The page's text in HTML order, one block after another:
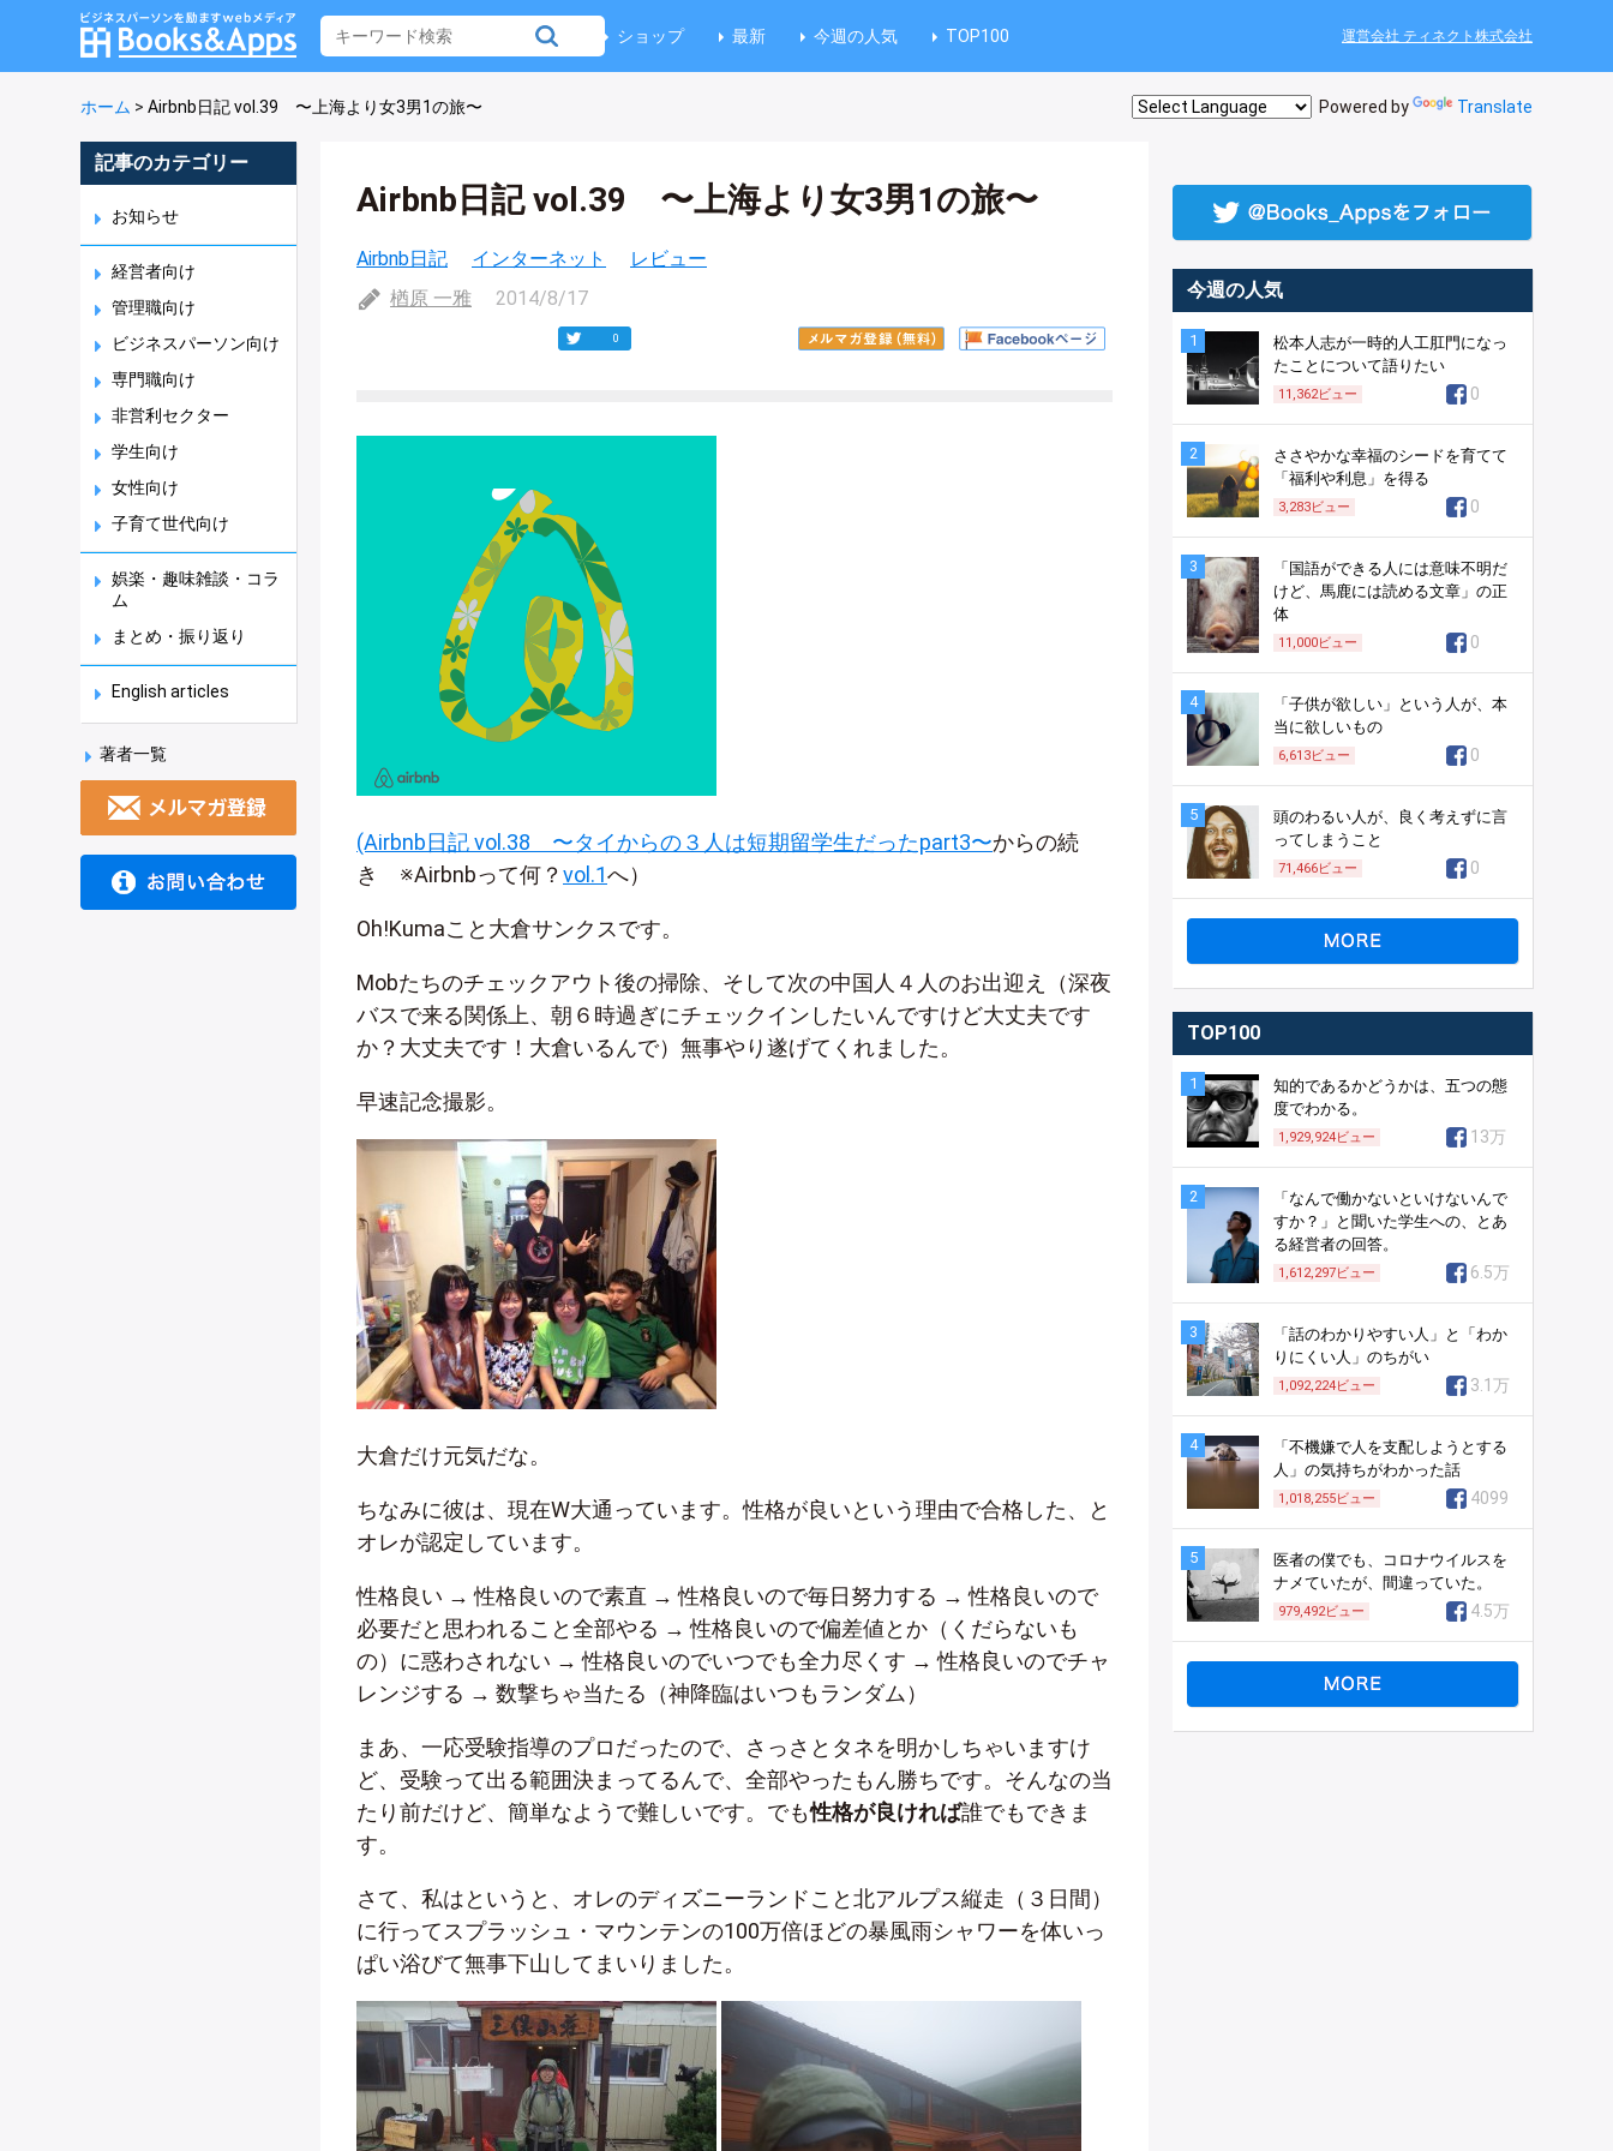
ショップ 最新 今週の人気 TOP100 運営会社 ティネクト株式会社
ホーム > Airbnb日記 vol.39 〜上海より女3男1の旅〜 Powered by Translate
記事のカテゴリー
お知らせ
経営者向け
管理職向け
ビジネスパーソン向け
専門職向け
非営利セクター
学生向け
女性向け
子育て世代向け
娯楽・趣味雑談・コラ
ム
まとめ・振り返り
English articles
著者一覧
Airbnb日記 vol.39 〜上海より女3男1の旅〜
Airbnb日記 インターネット
レビュー
楢原 一雅
2014/8/17
0
(Airbnb日記 vol.38 〜タイからの３人は短期留学生だったpart3〜からの続
き ※Airbnbって何？ vol.1へ）
Oh!Kumaこと大倉サンクスです。
Mobたちのチェックアウト後の掃除、そして次の中国人４人のお出迎え（深夜
バスで来る関係上、朝６時過ぎにチェックインしたいんですけど大丈夫です
か？大丈夫です！大倉いるんで）無事やり遂げてくれました。
早速記念撮影。
大倉だけ元気だな。
ちなみに彼は、現在W大通っています。性格が良いという理由で合格した、と
オレが認定しています。
性格良い → 性格良いので素直 → 性格良いので毎日努力する → 性格良いので
必要だと思われること全部やる → 性格良いので偏差値とか（くだらないも
の）に惑わされない → 性格良いのでいつでも全力尽くす → 性格良いのでチャ
レンジする → 数撃ちゃ当たる（神降臨はいつもランダム）
まあ、一応受験指導のプロだったので、さっさとタネを明かしちゃいますけ
ど、受験って出る範囲決まってるんで、全部やったもん勝ちです。そんなの当
たり前だけど、簡単なようで難しいです。でも性格が良ければ誰でもできま
す。
さて、私はというと、オレのディズニーランドこと北アルプス縦走（３日間）
に行ってスプラッシュ・マウンテンの100万倍ほどの暴風雨シャワーを体いっ
ぱい浴びて無事下山してまいりました。
今週の人気
1
松本人志が一時的人工肛門になっ
たことについて語りたい
11,362ビュー 0
2
ささやかな幸福のシードを育てて
「福利や利息」を得る
3,283ビュー 0
3
「国語ができる人には意味不明だ
けど、馬鹿には読める文章」の正
体
11,000ビュー 0
4
「子供が欲しい」という人が、本
当に欲しいもの
6,613ビュー 0
5
頭のわるい人が、良く考えずに言
ってしまうこと
71,466ビュー 0
TOP100
1
知的であるかどうかは、五つの態
度でわかる。
1,929,924ビュー 13万
2
「なんで働かないといけないんで
すか？」と聞いた学生への、とあ
る経営者の回答。
1,612,297ビュー 6.5万
3
「話のわかりやすい人」と「わか
りにくい人」のちがい
1,092,224ビュー 3.1万
4
「不機嫌で人を支配しようとする
人」の気持ちがわかった話
1,018,255ビュー 4099
5
医者の僕でも、コロナウイルスを
ナメていたが、間違っていた。
979,492ビュー 4.5万